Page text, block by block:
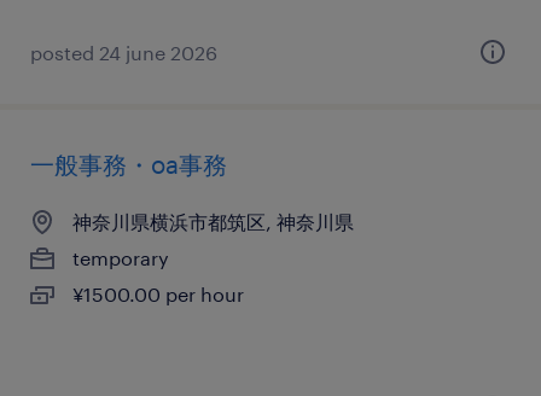
posted 24 june 2026
一般事務・oa事務
神奈川県横浜市都筑区, 神奈川県
temporary
¥1500.00 per hour